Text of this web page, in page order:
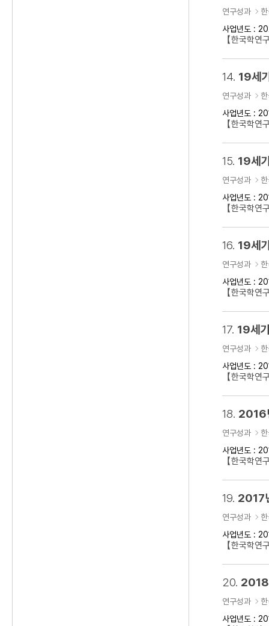
연구성과
사업년도 :
【한국학
14. 19세
연구성과
사업년도 :
【한국학
15. 19세
연구성과
사업년도 :
【한국학
16. 19세
연구성과
사업년도 :
【한국학
17. 19세
연구성과
사업년도 :
【한국학
18. 2016
연구성과
사업년도 :
【한국학
19. 2017
연구성과
사업년도 :
【한국학
20. 2018
연구성과
사업년도 :